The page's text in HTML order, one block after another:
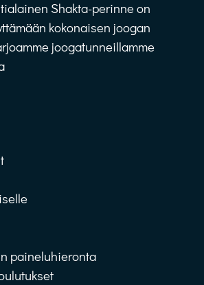
Shakta-perinne on
kokonaisen joogan
joogatunneillamme
paineluhieronta